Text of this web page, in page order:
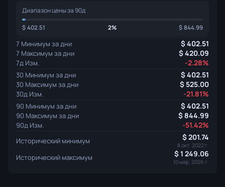
Диапазон цены за 90д
402.51 2% 844.99
7 Минимум за дни 402.51
7 Максимум за дни 420.09
7д Изм. -2.28%
30 Минимум за дни 402.51
30 Максимум за дни 525.00
30д Изм. -21.81%
90 Минимум за дни 402.51
90 Максимум за дни 844.99
90д Изм. -51.42%
Исторический минимум 201.74
8 окт. 2022 г.
Исторический максимум 1 249.06
10 мар. 2026 г.